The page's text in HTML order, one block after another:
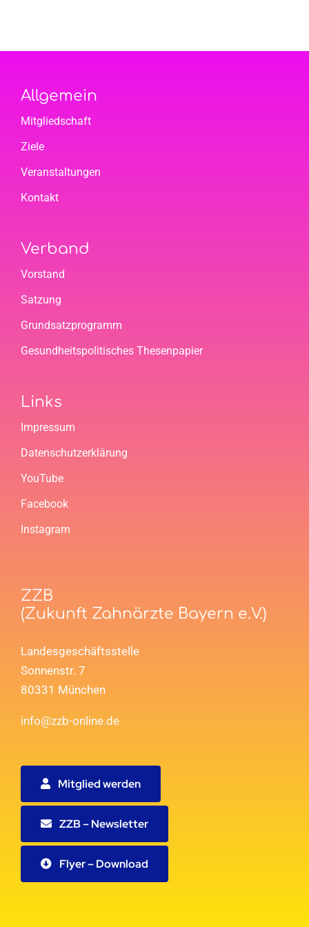
Allgemein
Mitgliedschaft
Ziele
Veranstaltungen
Kontakt
Verband
Vorstand
Satzung
Grundsatzprogramm
Gesundheitspolitisches Thesenpapier
Links
Impressum
Datenschutzerklärung
YouTube
Facebook
Instagram
ZZB
(Zukunft Zahnärzte Bayern e.V.)
Landesgeschäftsstelle
Sonnenstr. 7
80331 München
info@zzb-online.de
Mitglied werden
ZZB – Newsletter
Flyer – Download